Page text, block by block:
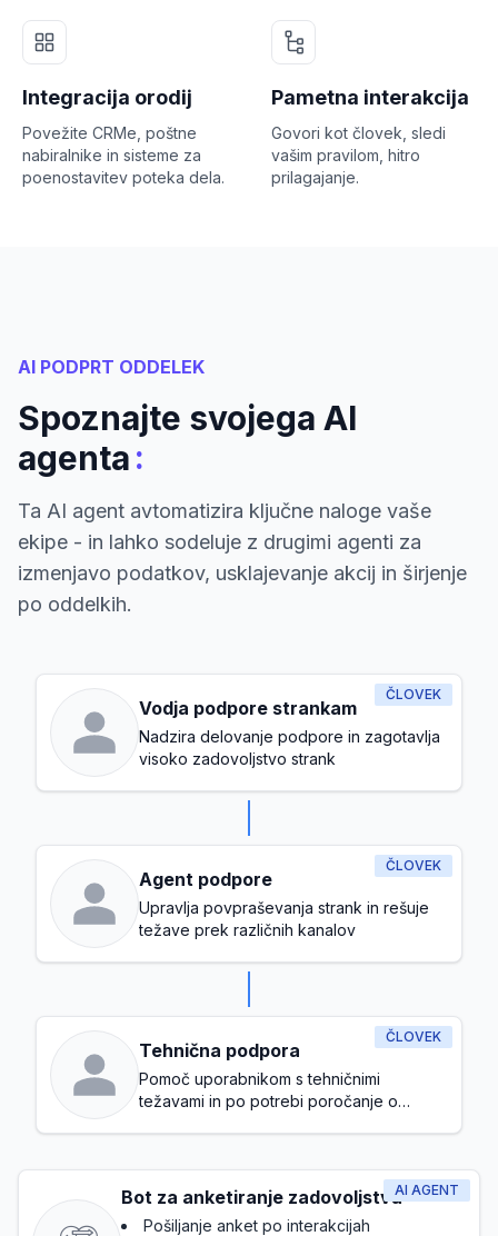
Integracija orodij
Povežite CRMe, poštne
nabiralnike in sisteme za
poenostavitev poteka dela.
Pametna interakcija
Govori kot človek, sledi
vašim pravilom, hitro
prilagajanje.
AI PODPRT ODDELEK
Spoznajte svojega AI
agenta:
Ta AI agent avtomatizira ključne naloge vaše
ekipe - in lahko sodeluje z drugimi agenti za
izmenjavo podatkov, usklajevanje akcij in širjenje
po oddelkih.
ČLOVEK
Vodja podpore strankam
Nadzira delovanje podpore in zagotavlja
visoko zadovoljstvo strank
ČLOVEK
Agent podpore
Upravlja povpraševanja strank in rešuje
težave prek različnih kanalov
ČLOVEK
Tehnična podpora
Pomoč uporabnikom s tehničnimi
težavami in po potrebi poročanje o
AI AGENT
Bot za anketiranje zadovoljstva
Pošiljanje anket po interakcijah